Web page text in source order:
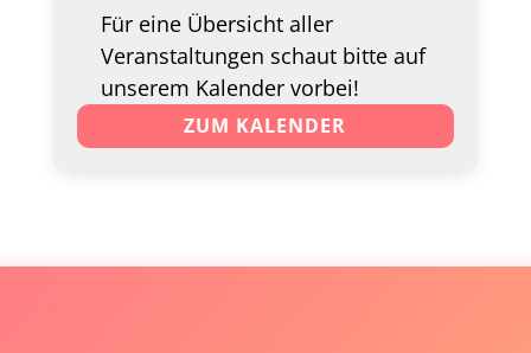
Für eine Übersicht aller
Veranstaltungen schaut bitte auf
unserem Kalender vorbei!
ZUM KALENDER